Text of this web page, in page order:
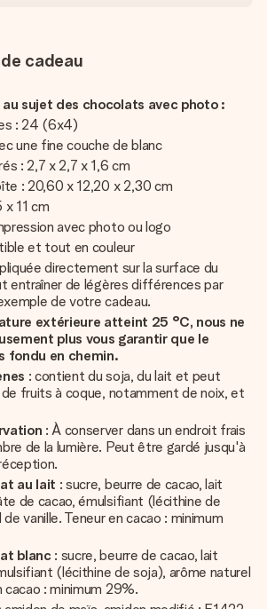
cadeau
sujet des chocolats avec photo :
: 24 (6x4)
une fine couche de blanc
: 2,7 x 2,7 x 1,6 cm
: 20,60 x 12,20 x 2,30 cm
11 cm
avec photo ou logo
et tout en couleur
directement sur la surface du
entraîner de légères différences par
de votre cadeau.
extérieure atteint 25 °C, nous ne
plus vous garantir que le
fondu en chemin.
: contient du soja, du lait et peut
fruits à coque, notamment de noix, et
: À conserver dans un endroit frais
de la lumière. Peut être gardé jusqu'à
au lait : sucre, beurre de cacao, lait
de cacao, émulsifiant (lécithine de
vanille. Teneur en cacao : minimum
blanc: sucre, beurre de cacao, lait
(lécithine de soja), arôme naturel
cacao : minimum 29%.